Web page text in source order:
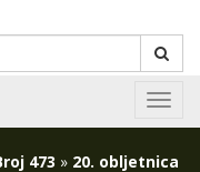
473 » 20. obljetnica